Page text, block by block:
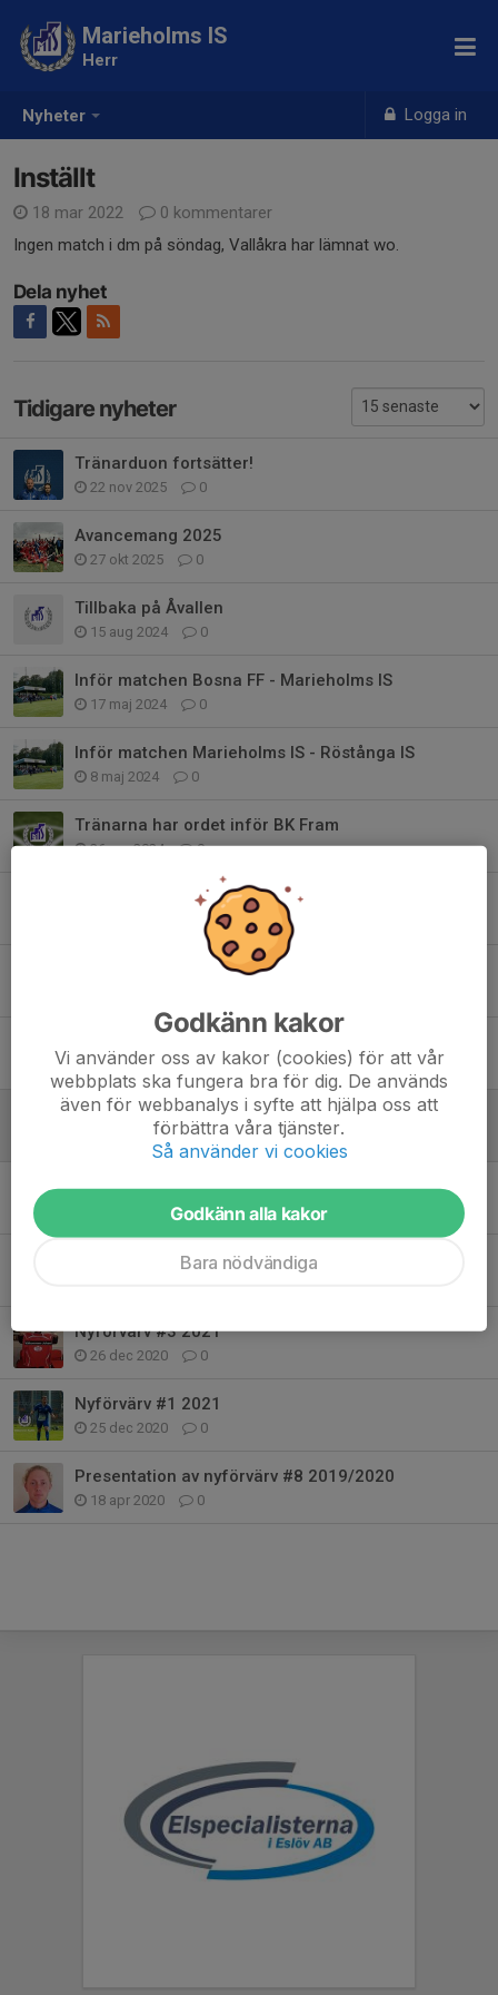
Nyheter Logga in
Marieholms IS
Herr
Inställt
18 mar 2022
0 kommentarer
Ingen match i dm på söndag, Vallåkra har lämnat wo.
Dela nyhet
Tidigare nyheter
Tränarduon fortsätter!
22 nov 2025 0
Avancemang 2025
27 okt 2025 0
Tillbaka på Åvallen
15 aug 2024 0
Inför matchen Bosna FF - Marieholms IS
17 maj 2024 0
Inför matchen Marieholms IS - Röstånga IS
8 maj 2024 0
Tränarna har ordet inför BK Fram
26 apr 2024 0
Inför matchen Asmundtorps IF - Marieholms IS
En kort sammanfattning av försäsongen 2024
19 mar 2024 0
Inställt
18 mar 2022 0
Medlemsmöte
0
Nya restriktioner
Nyförvärv #3 2021
26 dec 2020 0
Nyförvärv #1 2021
25 dec 2020 0
Presentation av nyförvärv #8 2019/2020
18 apr 2020 0
Godkänn kakor
Vi använder oss av kakor (cookies) för att vår
webbplats ska fungera bra för dig. De används
även för webbanalys i syfte att hjälpa oss att
förbättra våra tjänster.
Så använder vi cookies
Godkänn alla kakor
Bara nödvändiga